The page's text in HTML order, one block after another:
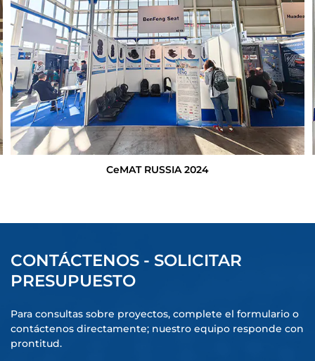
CeMAT RUSSIA 2024
CONTÁCTENOS - SOLICITAR
PRESUPUESTO
Para consultas sobre proyectos, complete el formulario o
contáctenos directamente; nuestro equipo responde con
prontitud.